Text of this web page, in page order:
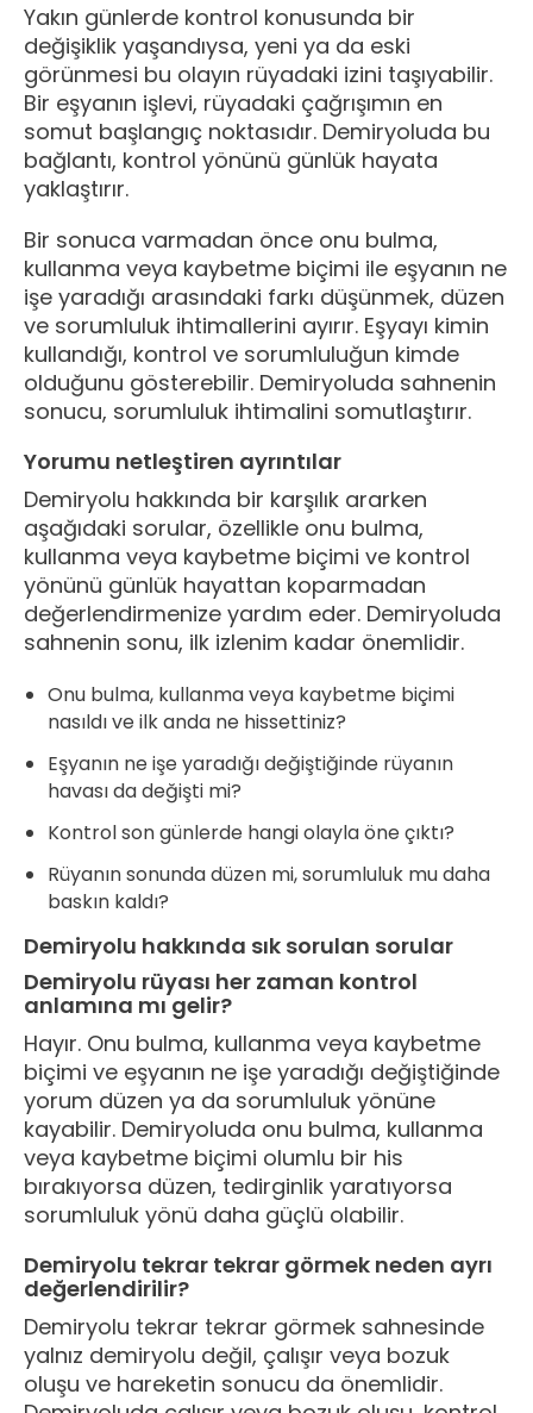
Yakın günlerde kontrol konusunda bir
değişiklik yaşandıysa, yeni ya da eski
görünmesi bu olayın rüyadaki izini taşıyabilir.
Bir eşyanın işlevi, rüyadaki çağrışımın en
somut başlangıç noktasıdır. Demiryoluda bu
bağlantı, kontrol yönünü günlük hayata
yaklaştırır.
Bir sonuca varmadan önce onu bulma,
kullanma veya kaybetme biçimi ile eşyanın ne
işe yaradığı arasındaki farkı düşünmek, düzen
ve sorumluluk ihtimallerini ayırır. Eşyayı kimin
kullandığı, kontrol ve sorumluluğun kimde
olduğunu gösterebilir. Demiryoluda sahnenin
sonucu, sorumluluk ihtimalini somutlaştırır.
Yorumu netleştiren ayrıntılar
Demiryolu hakkında bir karşılık ararken
aşağıdaki sorular, özellikle onu bulma,
kullanma veya kaybetme biçimi ve kontrol
yönünü günlük hayattan koparmadan
değerlendirmenize yardım eder. Demiryoluda
sahnenin sonu, ilk izlenim kadar önemlidir.
Onu bulma, kullanma veya kaybetme biçimi
nasıldı ve ilk anda ne hissettiniz?
Eşyanın ne işe yaradığı değiştiğinde rüyanın
havası da değişti mi?
Kontrol son günlerde hangi olayla öne çıktı?
Rüyanın sonunda düzen mi, sorumluluk mu daha
baskın kaldı?
Demiryolu hakkında sık sorulan sorular
Demiryolu rüyası her zaman kontrol
anlamına mı gelir?
Hayır. Onu bulma, kullanma veya kaybetme
biçimi ve eşyanın ne işe yaradığı değiştiğinde
yorum düzen ya da sorumluluk yönüne
kayabilir. Demiryoluda onu bulma, kullanma
veya kaybetme biçimi olumlu bir his
bırakıyorsa düzen, tedirginlik yaratıyorsa
sorumluluk yönü daha güçlü olabilir.
Demiryolu tekrar tekrar görmek neden ayrı
değerlendirilir?
Demiryolu tekrar tekrar görmek sahnesinde
yalnız demiryolu değil, çalışır veya bozuk
oluşu ve hareketin sonucu da önemlidir.